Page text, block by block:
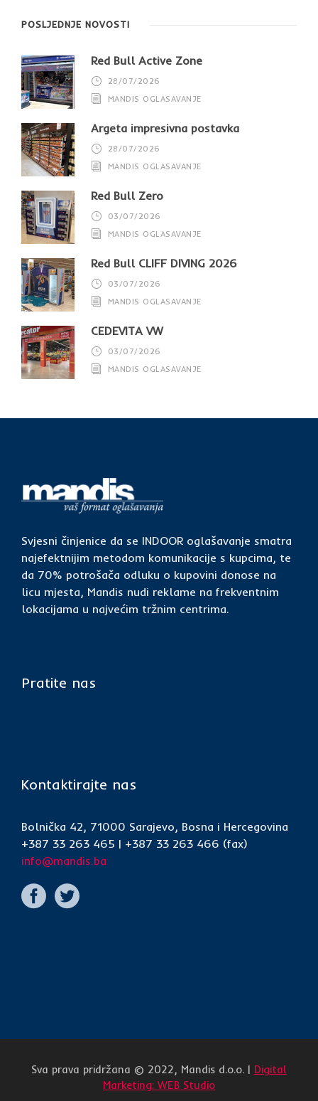
POSLJEDNJE NOVOSTI
Red Bull Active Zone
28/07/2026
MANDIS OGLASAVANJE
Argeta impresivna postavka
28/07/2026
MANDIS OGLASAVANJE
Red Bull Zero
03/07/2026
MANDIS OGLASAVANJE
Red Bull CLIFF DIVING 2026
03/07/2026
MANDIS OGLASAVANJE
CEDEVITA VW
03/07/2026
MANDIS OGLASAVANJE
Svjesni činjenice da se INDOOR oglašavanje smatra
najefektnijim metodom komunikacije s kupcima, te
da 70% potrošača odluku o kupovini donose na
licu mjesta, Mandis nudi reklame na frekventnim
lokacijama u najvećim tržnim centrima.
Pratite nas
Kontaktirajte nas
Bolnička 42, 71000 Sarajevo, Bosna i Hercegovina
+387 33 263 465 | +387 33 263 466 (fax)
info@mandis.ba
Sva prava pridržana © 2022, Mandis d.o.o. | Digital
Marketing: WEB Studio